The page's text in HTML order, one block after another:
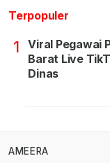
Terpopuler
1
Viral Pegawai
Barat Live
Dinas
AMEERA